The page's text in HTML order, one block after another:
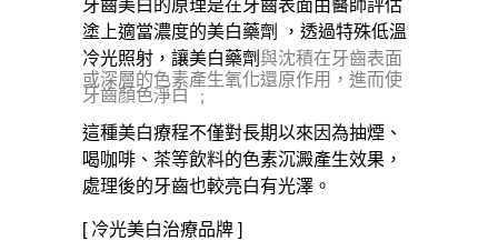
牙齒美白的原理是在牙齒表面由醫師評估
塗上適當濃度的美白藥劑 ，透過特殊低溫
冷光照射，讓美白藥劑與沈積在牙齒表面
或深層的色素產生氧化還原作用，進而使
牙齒顏色淨白 ﹔
這種美白療程不僅對長期以來因為抽煙、
喝咖啡、茶等飲料的色素沉澱產生效果，
處理後的牙齒也較亮白有光澤。
[ 冷光美白治療品牌 ]